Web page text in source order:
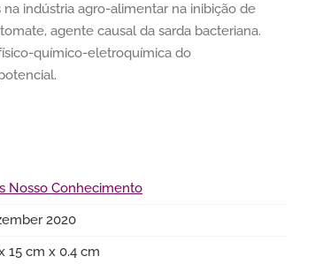
indústria agro-alimentar na inibição de
agente causal da sarda bacteriana.
químico-eletroquímica do
Nosso Conhecimento
2020
15 cm x 0.4 cm